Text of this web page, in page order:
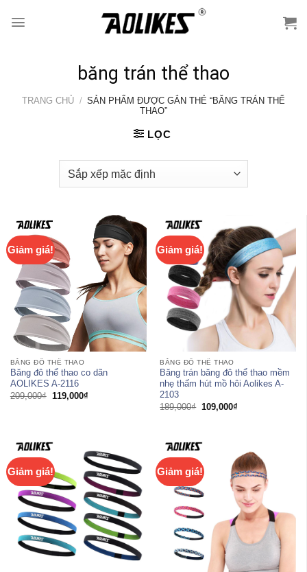
băng trán thể thao
TRANG CHỦ / SẢN PHẨM ĐƯỢC GẮN THẺ “BĂNG TRÁN THỂ
THAO”
LỌC
Giảm giá!
BĂNG ĐÔ THỂ THAO
Băng đô thể thao co dãn
AOLIKES A-2116
209,000₫ Giá
119,000₫Giá
Giảm giá!
BĂNG ĐÔ THỂ THAO
Băng trán băng đô thể thao mềm
nhẹ thấm hút mồ hôi Aolikes A-
2103
189,000₫ Giá
109,000₫
Giảm giá! Giảm giá!